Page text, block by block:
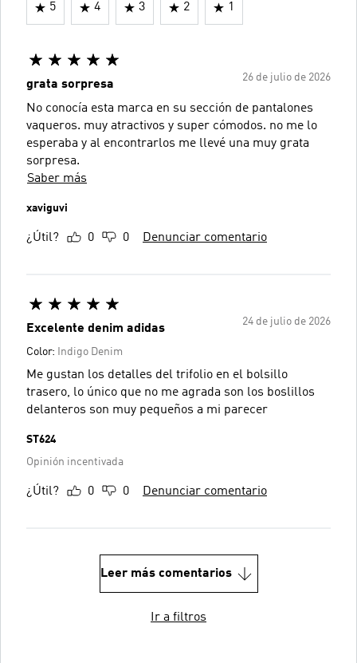
5 4 3 2 1
26 de julio de 2026
grata sorpresa
No conocía esta marca en su sección de pantalones
vaqueros. muy atractivos y super cómodos. no me lo
esperaba y al encontrarlos me llevé una muy grata
sorpresa.
Saber más
xaviguvi
¿Útil? 0 0 Denunciar comentario
24 de julio de 2026
Excelente denim adidas
Color: Indigo Denim
Me gustan los detalles del trifolio en el bolsillo
trasero, lo único que no me agrada son los boslillos
delanteros son muy pequeños a mi parecer
ST624
Opinión incentivada
¿Útil? 0 0 Denunciar comentario
Leer más comentarios
Ir a filtros